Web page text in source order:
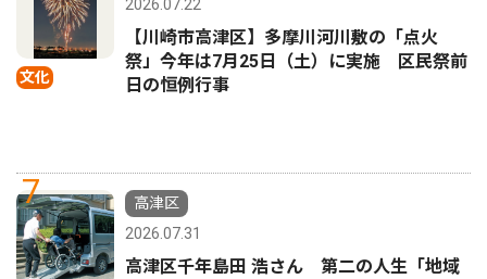
文化
2026.07.22
【川崎市高津区】多摩川河川敷の「点火
祭」今年は7月25日（土）に実施 区民祭前
日の恒例行事
7
高津区
2026.07.31
高津区千年島田 浩さん 第二の人生「地域